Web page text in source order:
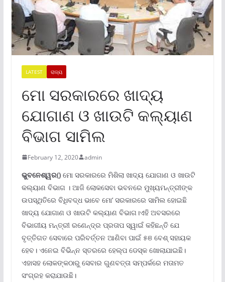
LATEST ରାଜ୍ୟ
ମୋ ସରକାରରେ ଖାଦ୍ୟ
ଯୋଗାଣ ଓ ଖାଉଟି କଲ୍ୟାଣ
ବିଭାଗ ସାମିଲ
February 12, 2020 admin
ଭୁବନେଶ୍ୱର()ମୋ ସରକାରରେ ମିଶିଲା ଖାଦ୍ୟ ଯୋଗାଣ ଓ ଖାଉଟି
କଲ୍ୟାଣ ବିଭାଗ । ଆଜି ଲୋକସେବା ଭବନରେ ମୁଖ୍ୟମନ୍ତ୍ରୀଙ୍କ
ଉପସ୍ଥିତିରେ ବିଧିବଦ୍ଧ ଭାବେ ମୋ’ ସରକାରରେ ସାମିଲ ହୋଇଛି
ଖାଦ୍ୟ ଯୋଗାଣ ଓ ଖାଉଟି କଲ୍ୟାଣ ବିଭାଗ।ଏହି ଅବସରରେ
ବିଭାଗୀୟ ମନ୍ତ୍ରୀ ରଣେନ୍ଦ୍ର ପ୍ରତାପ ସ୍ୱାଇଁ କହିଛନ୍ତି ଯେ
ବୃତ୍ତିଗତ ସେବାରେ ପରିବର୍ତ୍ତନ ଆଣିବା ପାଇଁ ୫ଞ ବେଶ୍ ସହାୟକ
ହେବ। ଏନେଇ ବିଭିନ୍ନ ସ୍ତରରେ ହେଲ୍ପ ଡେସ୍କ ଖୋଲାଯାଇଛି।
ଏହାସହ ଲୋକଙ୍କଠାରୁ ସେବାର ଗୁଣବତ୍ତା ସମ୍ପର୍କରେ ମତାମତ
ସଂଗ୍ରହ କରାଯାଉଛି।